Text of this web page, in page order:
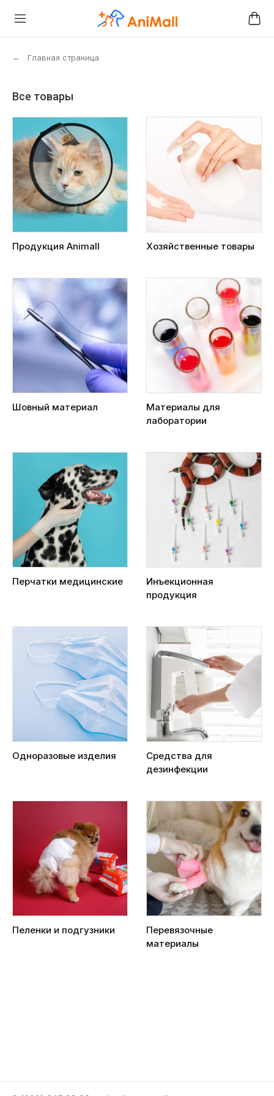
← Главная страница
Все товары
Продукция Animall Хозяйственные товары
Шовный материал
Материалы для
лаборатории
Перчатки медицинские
Инъекционная
продукция
Одноразовые изделия
Средства для
дезинфекции
Пеленки и подгузники
Перевязочные
материалы